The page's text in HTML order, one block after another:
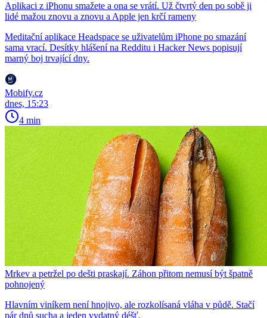
Aplikaci z iPhonu smažete a ona se vrátí. Už čtvrtý den po sobě ji
lidé mažou znovu a znovu a Apple jen krčí rameny
Meditační aplikace Headspace se uživatelům iPhone po smazání
sama vrací. Desítky hlášení na Redditu i Hacker News popisují
marný boj trvající dny.
Mobify.cz
dnes, 15:23
4 min
Mrkev a petržel po dešti praskají. Záhon přitom nemusí být špatně
pohnojený
Hlavním viníkem není hnojivo, ale rozkolísaná vláha v půdě. Stačí
pár dnů sucha a jeden vydatný déšť.